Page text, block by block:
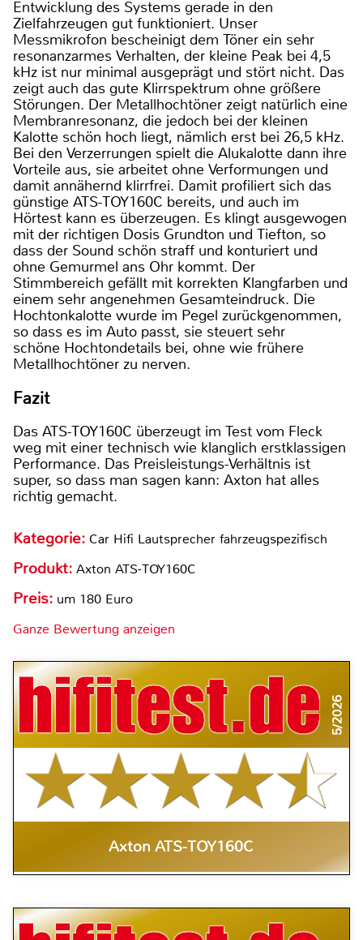
Entwicklung des Systems gerade in den
Zielfahrzeugen gut funktioniert. Unser
Messmikrofon bescheinigt dem Töner ein sehr
resonanzarmes Verhalten, der kleine Peak bei 4,5
kHz ist nur minimal ausgeprägt und stört nicht. Das
zeigt auch das gute Klirrspektrum ohne größere
Störungen. Der Metallhochtöner zeigt natürlich eine
Membranresonanz, die jedoch bei der kleinen
Kalotte schön hoch liegt, nämlich erst bei 26,5 kHz.
Bei den Verzerrungen spielt die Alukalotte dann ihre
Vorteile aus, sie arbeitet ohne Verformungen und
damit annähernd klirrfrei. Damit profiliert sich das
günstige ATS-TOY160C bereits, und auch im
Hörtest kann es überzeugen. Es klingt ausgewogen
mit der richtigen Dosis Grundton und Tiefton, so
dass der Sound schön straff und konturiert und
ohne Gemurmel ans Ohr kommt. Der
Stimmbereich gefällt mit korrekten Klangfarben und
einem sehr angenehmen Gesamteindruck. Die
Hochtonkalotte wurde im Pegel zurückgenommen,
so dass es im Auto passt, sie steuert sehr
schöne Hochtondetails bei, ohne wie frühere
Metallhochtöner zu nerven.
Fazit
Das ATS-TOY160C überzeugt im Test vom Fleck
weg mit einer technisch wie klanglich erstklassigen
Performance. Das Preisleistungs-Verhältnis ist
super, so dass man sagen kann: Axton hat alles
richtig gemacht.
Kategorie: Car Hifi Lautsprecher fahrzeugspezifisch
Produkt: Axton ATS-TOY160C
Preis: um 180 Euro
Ganze Bewertung anzeigen
5/2026
Axton ATS-TOY160C